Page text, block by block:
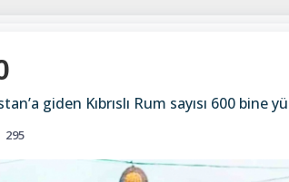
giden Kıbrıslı Rum sayısı 600 bine
295